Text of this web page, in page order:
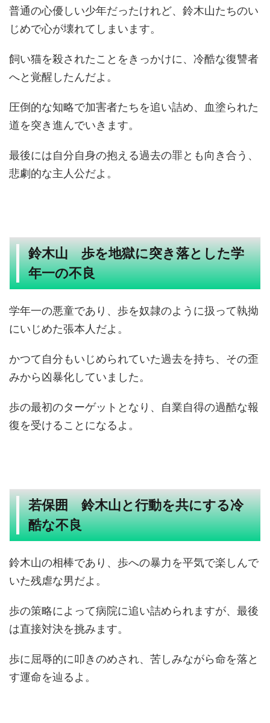
普通の心優しい少年だったけれど、鈴木山たちのい
じめで心が壊れてしまいます。
飼い猫を殺されたことをきっかけに、冷酷な復讐者
へと覚醒したんだよ。
圧倒的な知略で加害者たちを追い詰め、血塗られた
道を突き進んでいきます。
最後には自分自身の抱える過去の罪とも向き合う、
悲劇的な主人公だよ。
鈴木山 歩を地獄に突き落とした学
年一の不良
学年一の悪童であり、歩を奴隷のように扱って執拗
にいじめた張本人だよ。
かつて自分もいじめられていた過去を持ち、その歪
みから凶暴化していました。
歩の最初のターゲットとなり、自業自得の過酷な報
復を受けることになるよ。
若保囲 鈴木山と行動を共にする冷
酷な不良
鈴木山の相棒であり、歩への暴力を平気で楽しんで
いた残虐な男だよ。
歩の策略によって病院に追い詰められますが、最後
は直接対決を挑みます。
歩に屈辱的に叩きのめされ、苦しみながら命を落と
す運命を辿るよ。